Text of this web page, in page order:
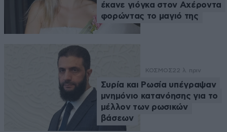
έκανε γιόγκα στον Αχέροντα
φορώντας το μαγιό της
ΚΟΣΜΟΣ22 λ. πριν
Συρία και Ρωσία υπέγραψαν
μνημόνιο κατανόησης για το
μέλλον των ρωσικών
βάσεων